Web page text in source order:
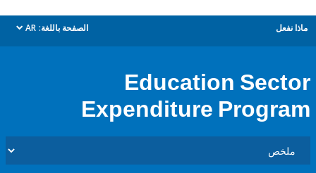
الصفحة باللغة: AR
dropdown
Education
Expenditure